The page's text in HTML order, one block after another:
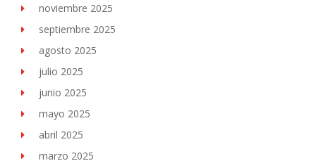
noviembre 2025
septiembre 2025
agosto 2025
julio 2025
junio 2025
mayo 2025
abril 2025
marzo 2025